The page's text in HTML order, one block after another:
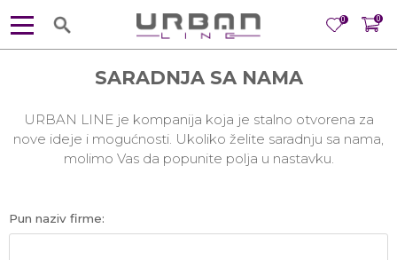
0
0
SARADNJA SA NAMA
URBAN LINE je kompanija koja je stalno otvorena za
nove ideje i mogućnosti. Ukoliko želite saradnju sa nama,
molimo Vas da popunite polja u nastavku.
Pun naziv firme: